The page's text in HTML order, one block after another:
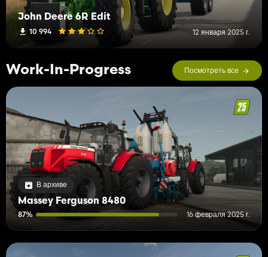
John Deere 6R Edit
10 994 12 января 2025 г.
Work-In-Progress Посмотреть все
В архиве
Massey Ferguson 8480
87% 16 февраля 2025 г.